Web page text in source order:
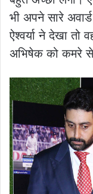
भी अपने सारे
ऐश्वर्या ने देखा तो
अभिषेक को कमरे से